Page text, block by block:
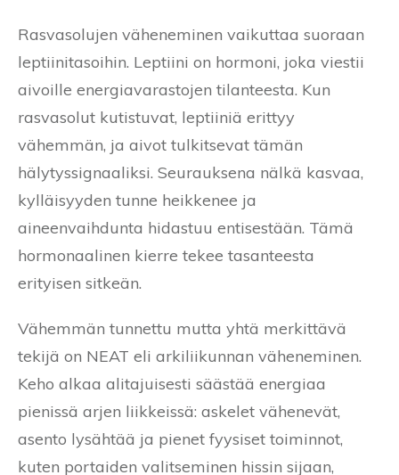
Rasvasolujen väheneminen vaikuttaa suoraan
leptiinitasoihin. Leptiini on hormoni, joka viestii
aivoille energiavarastojen tilanteesta. Kun
rasvasolut kutistuvat, leptiiniä erittyy
vähemmän, ja aivot tulkitsevat tämän
hälytyssignaaliksi. Seurauksena nälkä kasvaa,
kylläisyyden tunne heikkenee ja
aineenvaihdunta hidastuu entisestään. Tämä
hormonaalinen kierre tekee tasanteesta
erityisen sitkeän.
Vähemmän tunnettu mutta yhtä merkittävä
tekijä on NEAT eli arkiliikunnan väheneminen.
Keho alkaa alitajuisesti säästää energiaa
pienissä arjen liikkeissä: askelet vähenevät,
asento lysähtää ja pienet fyysiset toiminnot,
kuten portaiden valitseminen hissin sijaan,